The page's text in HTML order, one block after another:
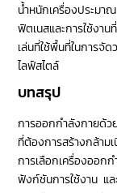
น้ำหนักเครื่องประม
ฟิตเนสและการใช้งาน
เล่นที่ใช้พื้นที่ในการจั
ไลฟ์สไตล์
บทสรุป
การออกกำลังกายด้ว
ที่ต้องการสร้างกล้า
การเลือกเครื่องออก
ฟังก์ชันการใช้งาน แ